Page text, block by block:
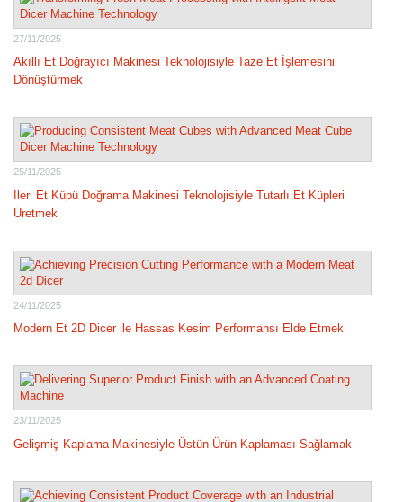
27/11/2025
Akıllı Et Doğrayıcı Makinesi Teknolojisiyle Taze Et İşlemesini
Dönüştürmek
25/11/2025
İleri Et Küpü Doğrama Makinesi Teknolojisiyle Tutarlı Et Küpleri
Üretmek
24/11/2025
Modern Et 2D Dicer ile Hassas Kesim Performansı Elde Etmek
23/11/2025
Gelişmiş Kaplama Makinesiyle Üstün Ürün Kaplaması Sağlamak